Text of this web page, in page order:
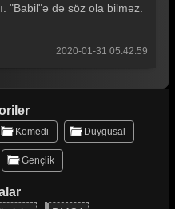
"Babil"ə də söz ola bilməz.
2020-01-31 05:42:59
Komedi Duygusal
Gençlik